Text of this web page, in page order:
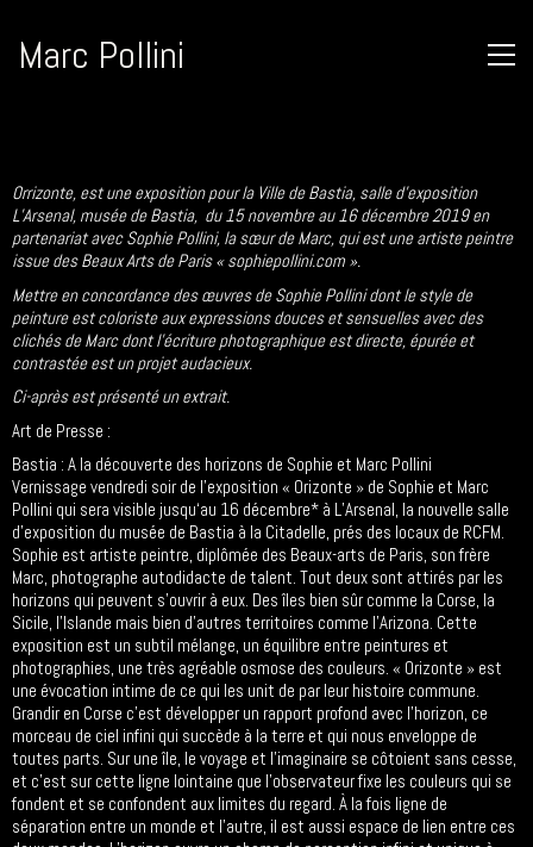
Marc Pollini
Orrizonte, est une exposition pour la Ville de Bastia, salle d’exposition
L’Arsenal, musée de Bastia, du 15 novembre au 16 décembre 2019 en
partenariat avec Sophie Pollini, la sœur de Marc, qui est une artiste peintre
issue des Beaux Arts de Paris « sophiepollini.com ».
Mettre en concordance des œuvres de Sophie Pollini dont le style de
peinture est coloriste aux expressions douces et sensuelles avec des
clichés de Marc dont l’écriture photographique est directe, épurée et
contrastée est un projet audacieux.
Ci-après est présenté un extrait.
Art de Presse :
Bastia : A la découverte des horizons de Sophie et Marc Pollini
Vernissage vendredi soir de l’exposition « Orizonte » de Sophie et Marc
Pollini qui sera visible jusqu‘au 16 décembre* à L’Arsenal, la nouvelle salle
d’exposition du musée de Bastia à la Citadelle, prés des locaux de RCFM.
Sophie est artiste peintre, diplômée des Beaux-arts de Paris, son frère
Marc, photographe autodidacte de talent. Tout deux sont attirés par les
horizons qui peuvent s’ouvrir à eux. Des îles bien sûr comme la Corse, la
Sicile, l’Islande mais bien d’autres territoires comme l’Arizona. Cette
exposition est un subtil mélange, un équilibre entre peintures et
photographies, une très agréable osmose des couleurs. « Orizonte » est
une évocation intime de ce qui les unit de par leur histoire commune.
Grandir en Corse c’est développer un rapport profond avec l’horizon, ce
morceau de ciel infini qui succède à la terre et qui nous enveloppe de
toutes parts. Sur une île, le voyage et l’imaginaire se côtoient sans cesse,
et c’est sur cette ligne lointaine que l’observateur fixe les couleurs qui se
fondent et se confondent aux limites du regard. À la fois ligne de
séparation entre un monde et l’autre, il est aussi espace de lien entre ces